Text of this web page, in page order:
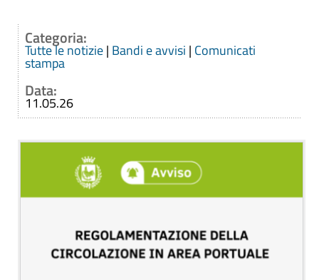
Categoria:
Tutte le notizie| Bandi e avvisi | Comunicati
stampa
Data:
11.05.26